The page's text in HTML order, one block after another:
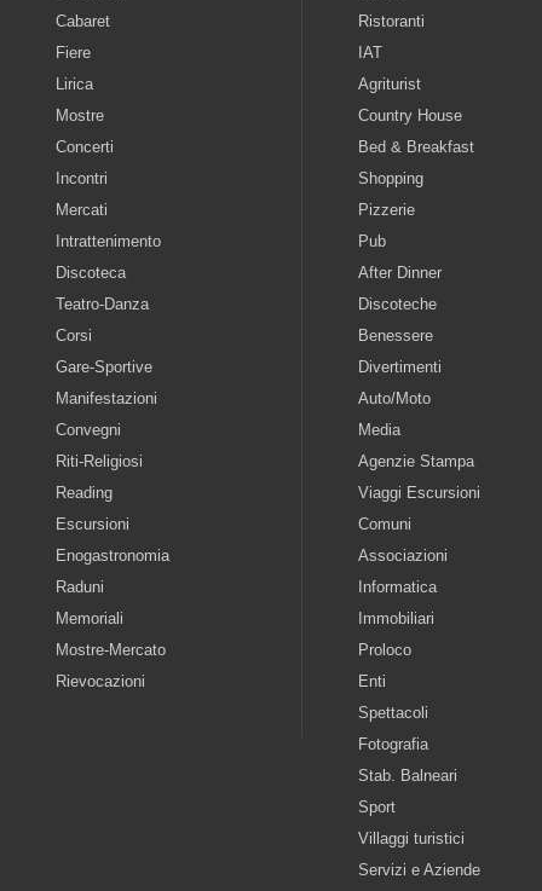
Cabaret
Fiere
Lirica
Mostre
Concerti
Incontri
Mercati
Intrattenimento
Discoteca
Teatro-Danza
Corsi
Gare-Sportive
Manifestazioni
Convegni
Riti-Religiosi
Reading
Escursioni
Enogastronomia
Raduni
Memoriali
Mostre-Mercato
Rievocazioni
Ristoranti
IAT
Agriturist
Country House
Bed & Breakfast
Shopping
Pizzerie
Pub
After Dinner
Discoteche
Benessere
Divertimenti
Auto/Moto
Media
Agenzie Stampa
Viaggi Escursioni
Comuni
Associazioni
Informatica
Immobiliari
Proloco
Enti
Spettacoli
Fotografia
Stab. Balneari
Sport
Villaggi turistici
Servizi e Aziende